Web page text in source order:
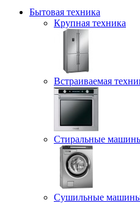
Бытовая техника
Крупная техника
Встраиваемая
Стиральные
Сушильные